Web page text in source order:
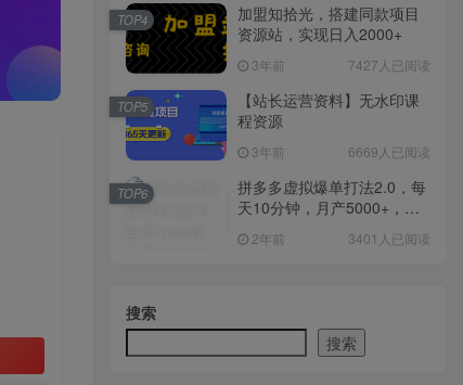
加盟知拾光，搭建同款项目
资源站，实现日入2000+
3年前 7427人已阅读
TOP4
【站长运营资料】无水印课
程资源
3年前 6669人已阅读
TOP5
拼多多虚拟爆单打法2.0，每
天10分钟，月产5000+，从0
2年前 3401人已阅读
TOP6
搜索
搜索